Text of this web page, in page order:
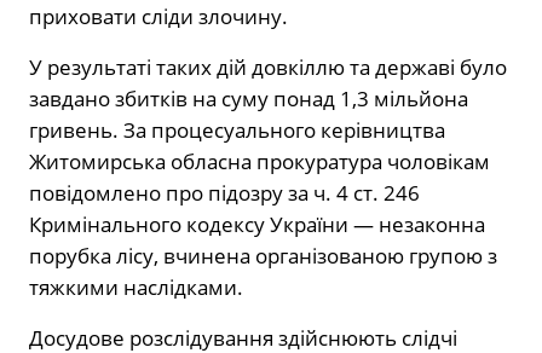
приховати сліди злочину.
У результаті таких дій довкіллю та державі було
завдано збитків на суму понад 1,3 мільйона
гривень. За процесуального керівництва
Житомирська обласна прокуратура чоловікам
повідомлено про підозру за ч. 4 ст. 246
Кримінального кодексу України — незаконна
порубка лісу, вчинена організованою групою з
тяжкими наслідками.
Досудове розслідування здійснюють слідчі